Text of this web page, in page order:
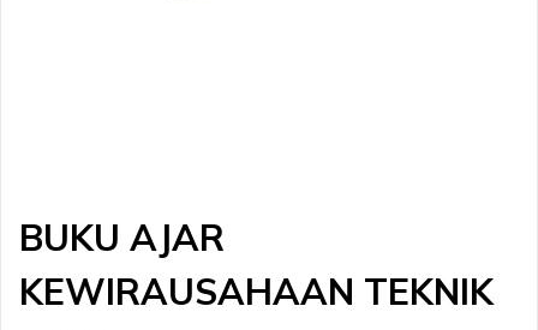
BUKU AJAR
KEWIRAUSAHAAN TEKNIK